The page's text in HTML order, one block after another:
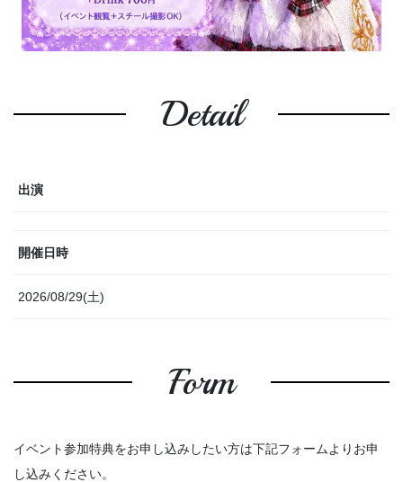
Detail
出演
開催日時
2026/08/29(土)
Form
イベント参加特典をお申し込みしたい方は下記フォームよりお申
し込みください。